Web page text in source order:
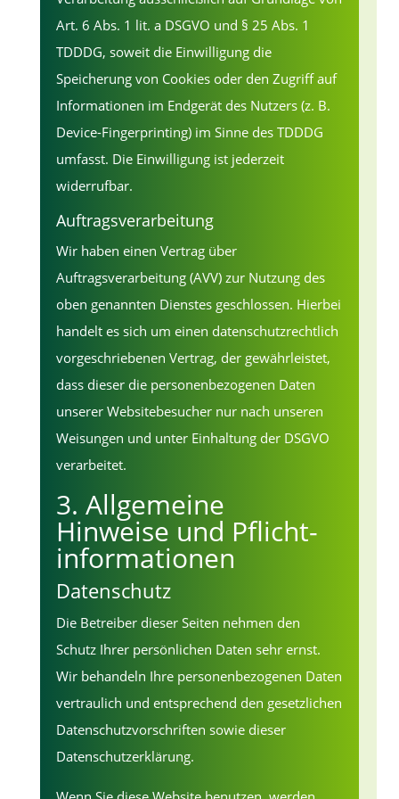
Art. 6 Abs. 1 lit. a DSGVO und § 25 Abs. 1
TDDDG, soweit die Einwilligung die
Speicherung von Cookies oder den Zugriff auf
Informationen im Endgerät des Nutzers (z. B.
Device-Fingerprinting) im Sinne des TDDDG
umfasst. Die Einwilligung ist jederzeit
widerrufbar.
Auftragsverarbeitung
Wir haben einen Vertrag über
Auftragsverarbeitung (AVV) zur Nutzung des
oben genannten Dienstes geschlossen. Hierbei
handelt es sich um einen datenschutzrechtlich
vorgeschriebenen Vertrag, der gewährleistet,
dass dieser die personenbezogenen Daten
unserer Websitebesucher nur nach unseren
Weisungen und unter Einhaltung der DSGVO
verarbeitet.
3. Allgemeine
Hinweise und Pflicht­
informationen
Datenschutz
Die Betreiber dieser Seiten nehmen den
Schutz Ihrer persönlichen Daten sehr ernst.
Wir behandeln Ihre personenbezogenen Daten
vertraulich und entsprechend den gesetzlichen
Datenschutzvorschriften sowie dieser
Datenschutzerklärung.